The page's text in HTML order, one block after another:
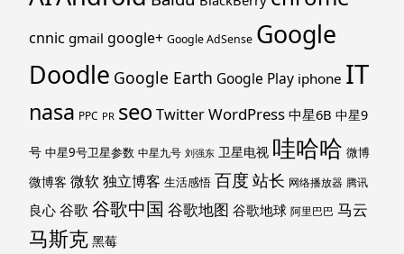
cnnic gmail google+ Google AdSense Google
Doodle Google Earth Google Play iphone IT
nasa PPC PR seoTwitterWordPress 中星6B 中星9
号 中星9号卫星参数 中星九号 刘强东 卫星电视 哇哈哈 微博
微博客 微软独立博客 生活感悟 百度 站长 网络播放器 腾讯
良心 谷歌 谷歌中国 谷歌地图 谷歌地球 阿里巴巴 马云
马斯克 黑莓